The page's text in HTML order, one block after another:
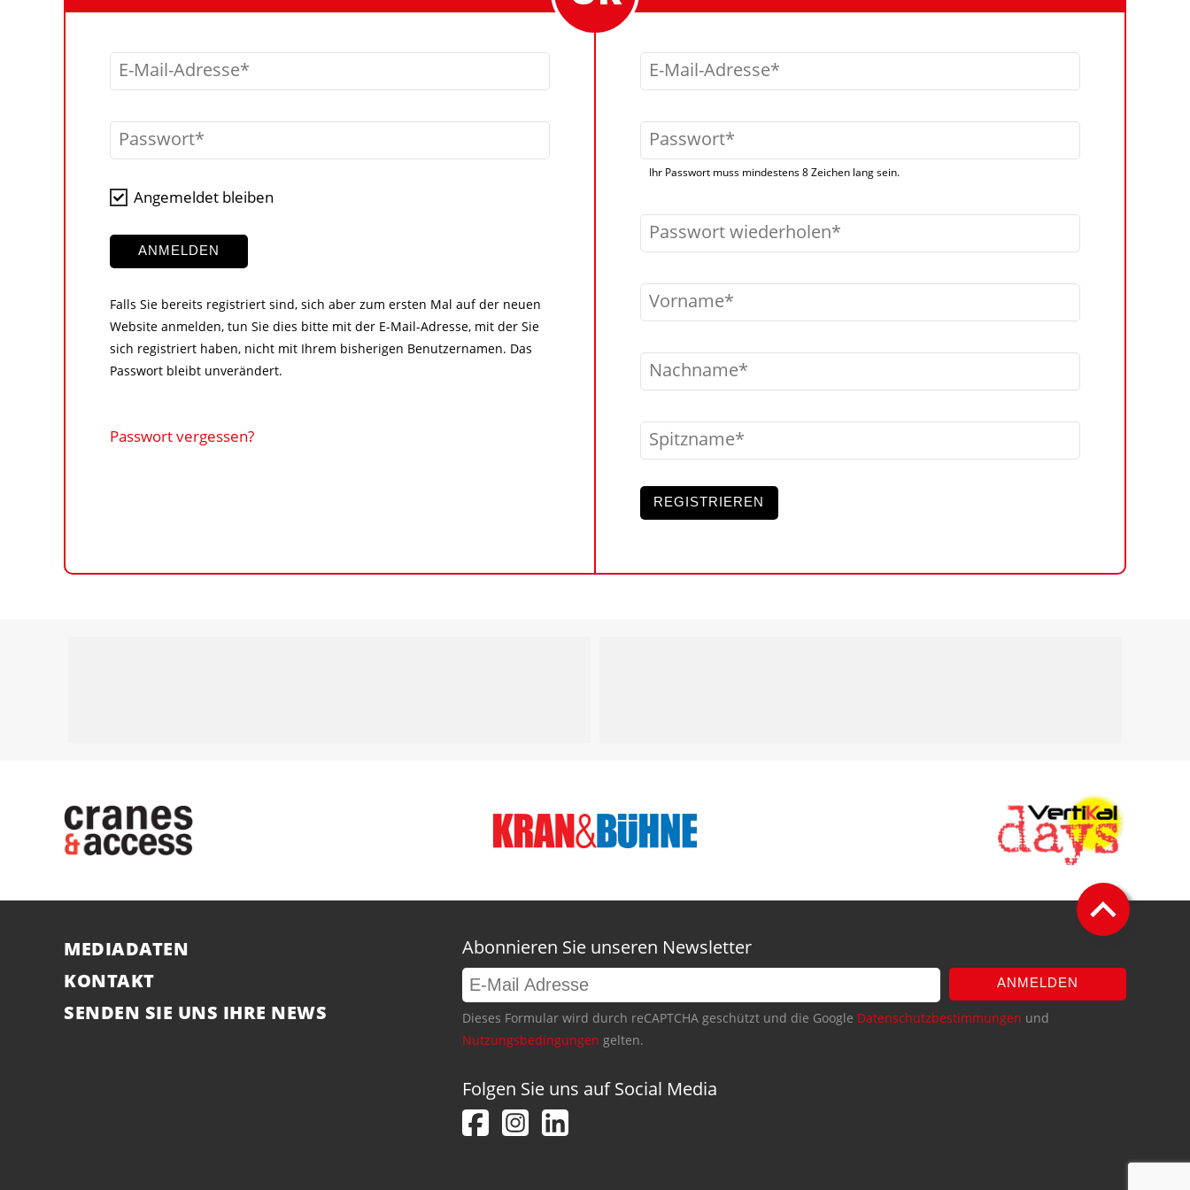
E-Mail-Adresse
Passwort
Angemeldet bleiben
ANMELDEN
Falls Sie bereits registriert sind, sich aber zum ersten Mal auf der neuen
Website anmelden, tun Sie dies bitte mit der E-Mail-Adresse, mit der Sie
sich registriert haben, nicht mit Ihrem bisherigen Benutzernamen. Das
Passwort bleibt unverändert.
Passwort vergessen?
E-Mail-Adresse
Passwort
Ihr Passwort muss mindestens 8 Zeichen lang sein.
Passwort wiederholen
Vorname
Nachname
Spitzname
REGISTRIEREN
MEDIADATEN
KONTAKT
SENDEN SIE UNS IHRE NEWS
Abonnieren Sie unseren Newsletter
ANMELDEN
Dieses Formular wird durch reCAPTCHA geschützt und die Google Datenschutzbestimmungen und
Nutzungsbedingungen gelten.
Folgen Sie uns auf Social Media